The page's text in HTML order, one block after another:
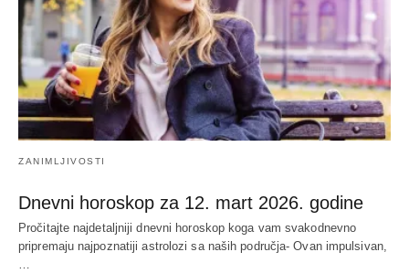
ZANIMLJIVOSTI
Dnevni horoskop za 12. mart 2026. godine
Pročitajte najdetaljniji dnevni horoskop koga vam svakodnevno
pripremaju najpoznatiji astrolozi sa naših područja- Ovan impulsivan,